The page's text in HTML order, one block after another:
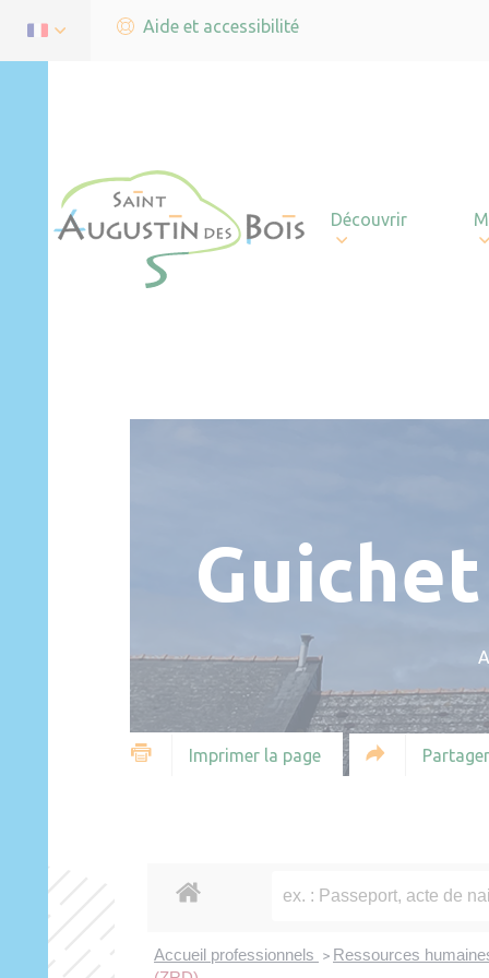
Aide et accessibilité
Découvrir
Imprimer la page
Accueil professionnels > Ressources